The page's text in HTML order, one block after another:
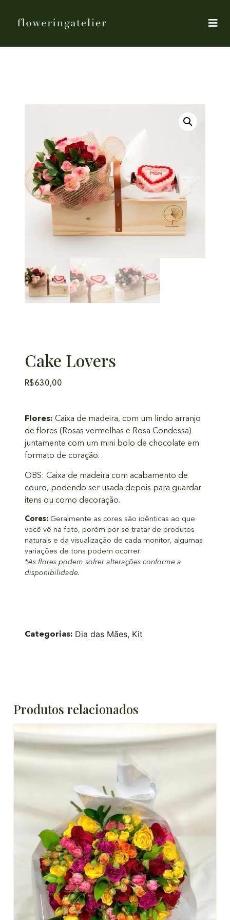
Cake Lovers
R$630,00
Flores: Caixa de madeira, com um lindo arranjo
de flores (Rosas vermelhas e Rosa Condessa)
juntamente com um mini bolo de chocolate em
formato de coração.
OBS: Caixa de madeira com acabamento de
couro, podendo ser usada depois para guardar
itens ou como decoração.
Cores: Geralmente as cores são idênticas ao que
você vê na foto, porém por se tratar de produtos
naturais e da visualização de cada monitor, algumas
variações de tons podem ocorrer.
*As flores podem sofrer alterações conforme a
disponibilidade.
Categorias: Dia das Mães, Kit
Produtos relacionados
DETALHES